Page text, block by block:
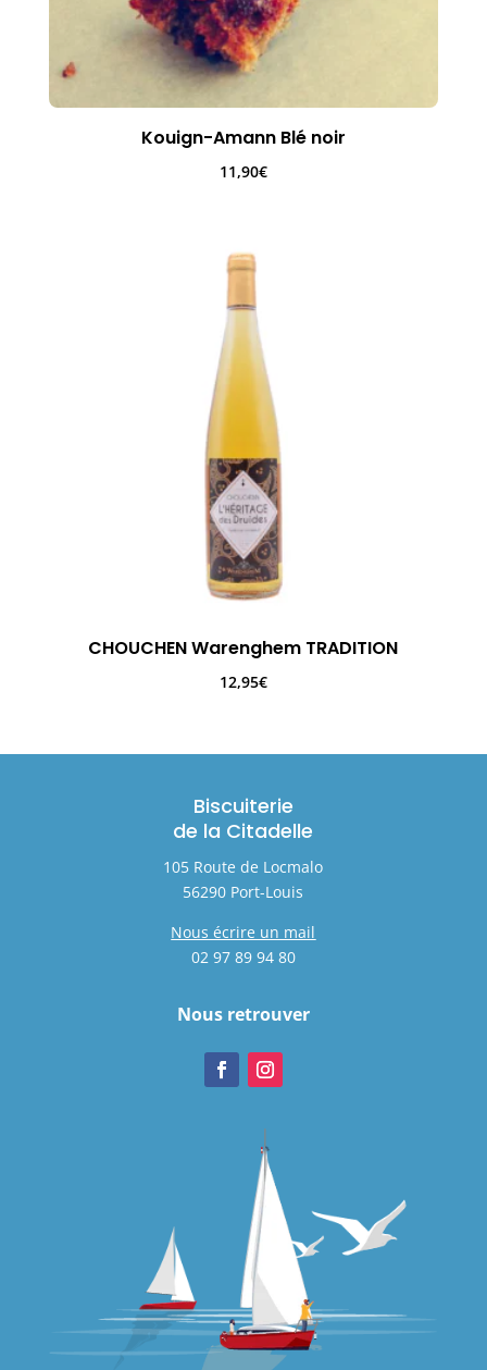
Kouign-Amann Blé noir
11,90€
CHOUCHEN Warenghem TRADITION
12,95€
Biscuiterie
de la Citadelle
105 Route de Locmalo
56290 Port-Louis
Nous écrire un mail
02 97 89 94 80
Nous retrouver